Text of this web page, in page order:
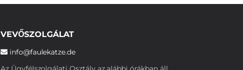
VEVŐSZOLGÁLAT
info@faulekatze.de